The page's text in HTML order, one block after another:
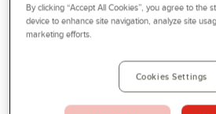
Bli kund
Profilshop
By clicking “Accept All Cookies”, you agree to the
device to enhance site navigation, analyze site
marketing efforts.
Cookies Settings